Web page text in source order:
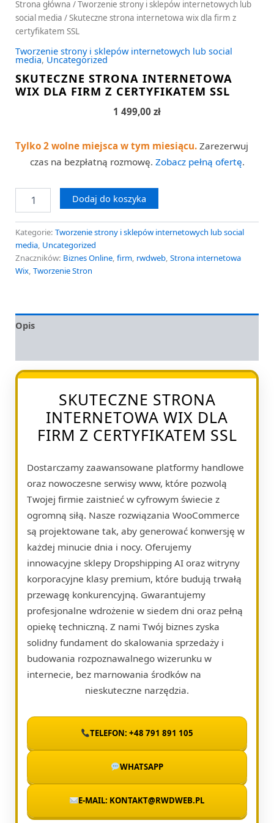
Strona główna /Tworzenie strony i sklepów internetowych lub
social media / Skuteczne strona internetowa wix dla firm z
certyfikatem SSL
Tworzenie strony i sklepów internetowych lub social
media, Uncategorized
SKUTECZNE STRONA INTERNETOWA
WIX DLA FIRM Z CERTYFIKATEM SSL
1 499,00 zł
Tylko 2 wolne miejsca w tym miesiącu. Zarezerwuj
czas na bezpłatną rozmowę. Zobacz pełną ofertę.
Dodaj do koszyka
Kategorie: Tworzenie strony i sklepów internetowych lub social
media, Uncategorized
Znaczników: Biznes Online, firm, rwdweb, Strona internetowa
Wix, Tworzenie Stron
Opis
SKUTECZNE STRONA
INTERNETOWA WIX DLA
FIRM Z CERTYFIKATEM SSL
Dostarczamy zaawansowane platformy handlowe
oraz nowoczesne serwisy www, które pozwolą
Twojej firmie zaistnieć w cyfrowym świecie z
ogromną siłą. Nasze rozwiązania WooCommerce
są projektowane tak, aby generować konwersję w
każdej minucie dnia i nocy. Oferujemy
innowacyjne sklepy Dropshipping AI oraz witryny
korporacyjne klasy premium, które budują trwałą
przewagę konkurencyjną. Gwarantujemy
profesjonalne wdrożenie w siedem dni oraz pełną
opiekę techniczną. Z nami Twój biznes zyska
solidny fundament do skalowania sprzedaży i
budowania rozpoznawalnego wizerunku w
internecie, bez marnowania środków na
nieskuteczne narzędzia.
TELEFON: +48 791 891 105
WHATSAPP
E-MAIL: KONTAKT@RWDWEB.PL